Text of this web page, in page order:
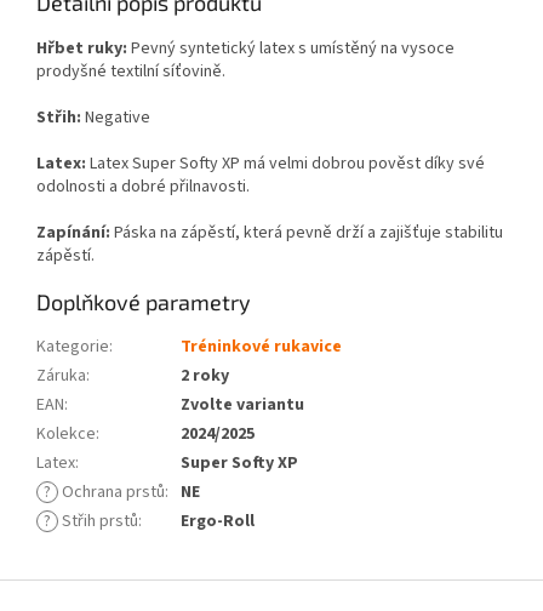
Hřbet ruky: Pevný syntetický latex s umístěný na vysoce
prodyšné textilní síťovině.
Střih: Negative
Latex: Latex Super Softy XP má velmi dobrou pověst díky své
odolnosti a dobré přilnavosti.
Zapínání: Páska na zápěstí, která pevně drží a zajišťuje stabilitu
zápěstí.
Doplňkové parametry
Kategorie:
Tréninkové rukavice
Záruka:
2 roky
EAN:
Zvolte variantu
Kolekce:
2024/2025
Latex:
Super Softy XP
? Ochrana prstů: NE
? Střih prstů: Ergo-Roll